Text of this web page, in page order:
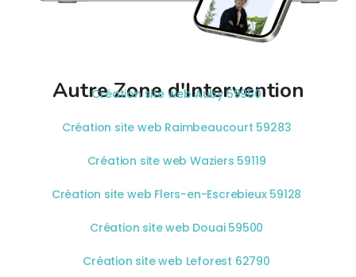
Autre Zone d'Intervention
Création site web Auby 59950
Création site web Raimbeaucourt 59283
Création site web Waziers 59119
Création site web Flers-en-Escrebieux 59128
Création site web Douai 59500
Création site web Leforest 62790